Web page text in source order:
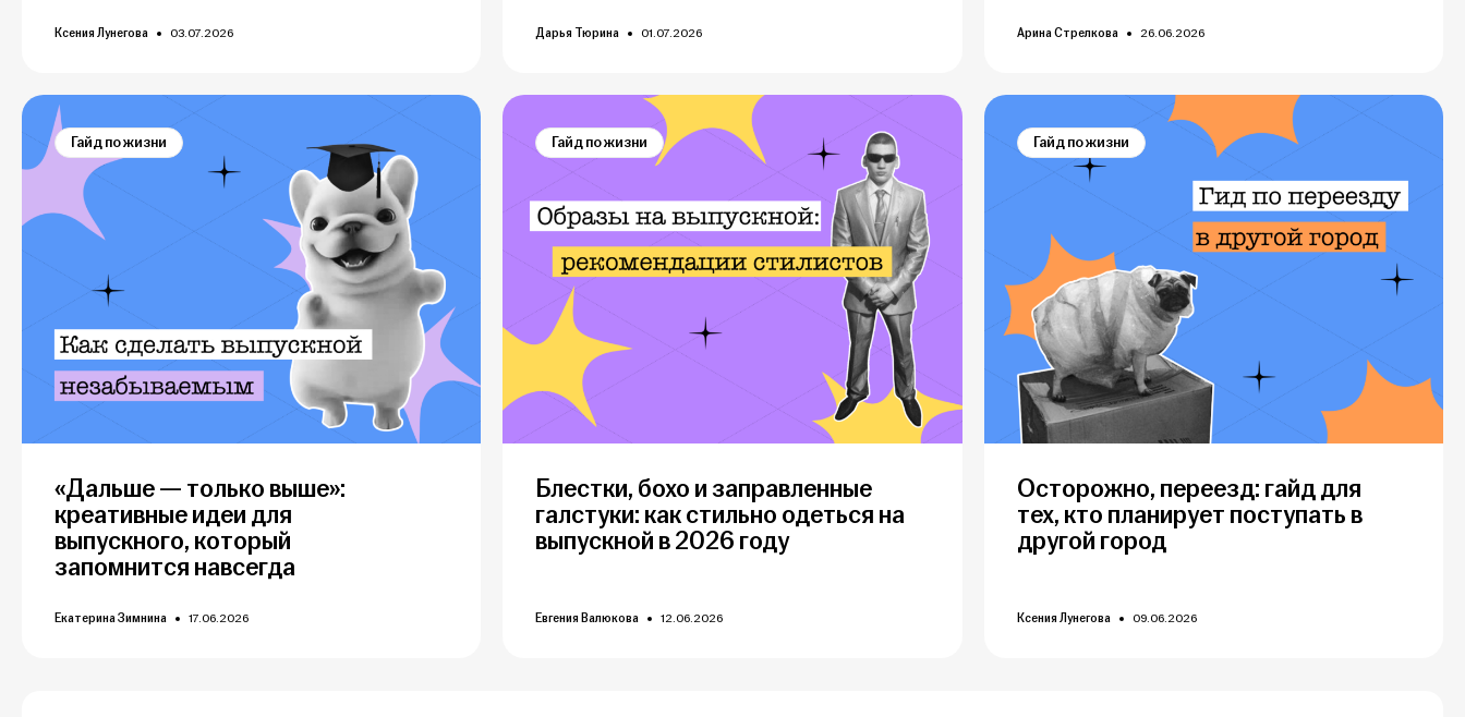
Ксения Лунегова 03.07.2026 Дарья Тюрина 01.07.2026 Арина Стрелкова 26.06.2026
Гайд по жизни
«Дальше — только выше»:
креативные идеи для
выпускного, который
запомнится навсегда
Екатерина Зимнина 17.06.2026
Гайд по жизни
Блестки, бохо и заправленные
галстуки: как стильно одеться на
выпускной в 2026 году
Евгения Валюкова 12.06.2026
Гайд по жизни
Осторожно, переезд: гайд для
тех, кто планирует поступать в
другой город
Ксения Лунегова 09.06.2026